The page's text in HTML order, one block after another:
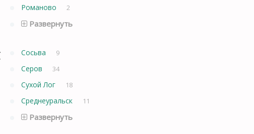
Романово 2
Развернуть
Сосьва 9
Серов 34
Сухой Лог 18
Среднеуральск 11
Развернуть